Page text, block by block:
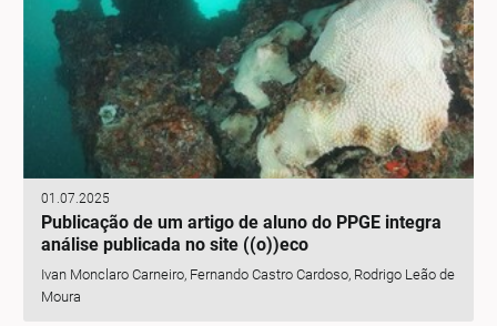
01.07.2025
Publicação de um artigo de aluno do PPGE integra
análise publicada no site ((o))eco
Ivan Monclaro Carneiro, Fernando Castro Cardoso, Rodrigo Leão de
Moura